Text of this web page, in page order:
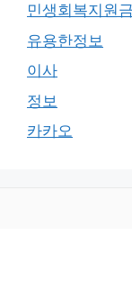
민생회복지원금
유용한정보
이사
정보
카카오